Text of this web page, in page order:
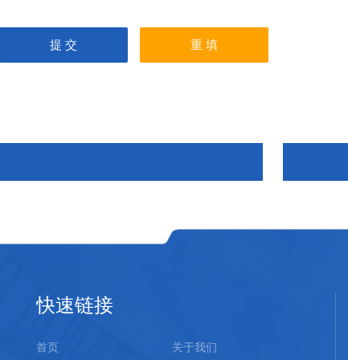
快速链接
首页 关于我们